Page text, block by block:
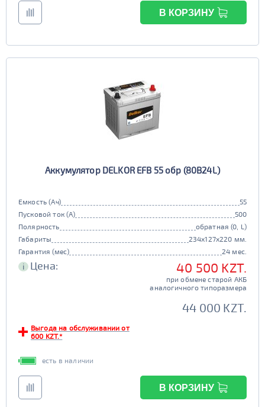
В КОРЗИНУ
Аккумулятор DELKOR EFB 55 обр (80B24L)
Емкость (Ач)
55
Пусковой ток (А)
500
Полярность
обратная (0, L)
Габариты
234x127x220 мм.
Гарантия (мес)
24 мес.
i Цена: 40 500 KZT.
при обмене старой АКБ
аналогичного типоразмера
44 000 KZT.
Выгода на обслуживании от
600 KZT.*
есть в наличии
В КОРЗИНУ